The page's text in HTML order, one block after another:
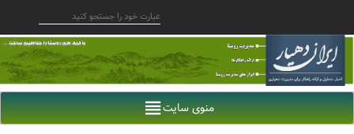
منوی سایت